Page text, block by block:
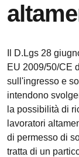
Il D.Lgs 28
EU 2009/50/CE
sull'ingresso e
intendono
la possibilità di
lavoratori
di permesso di
tratta di un